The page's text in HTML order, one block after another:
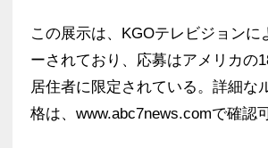
この展示は、KGOテレビジョンに
ーされており、応募はアメリカの
居住者に限定されている。詳細な
格は、www.abc7news.comで確認